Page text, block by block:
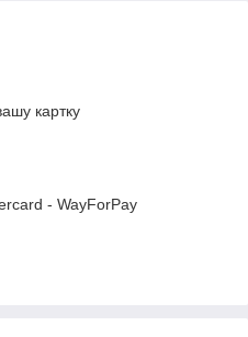
картку
- WayForPay